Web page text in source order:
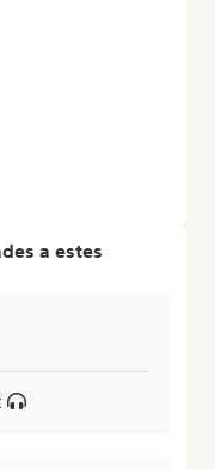
a estes